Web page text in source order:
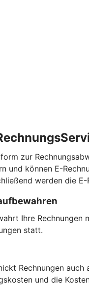
zur
und können E-
werden die
Ihre
statt.
Rechnungen
und die